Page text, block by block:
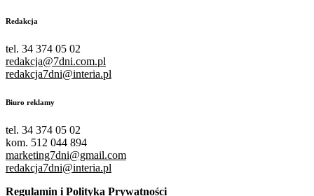
Redakcja
tel. 34 374 05 02
redakcja@7dni.com.pl
redakcja7dni@interia.pl
Biuro reklamy
tel. 34 374 05 02
kom. 512 044 894
marketing7dni@gmail.com
redakcja7dni@interia.pl
Regulamin i Polityka Prywatności